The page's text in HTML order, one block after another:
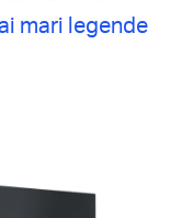
mari legende